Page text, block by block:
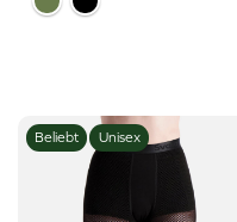
Beliebt Unisex